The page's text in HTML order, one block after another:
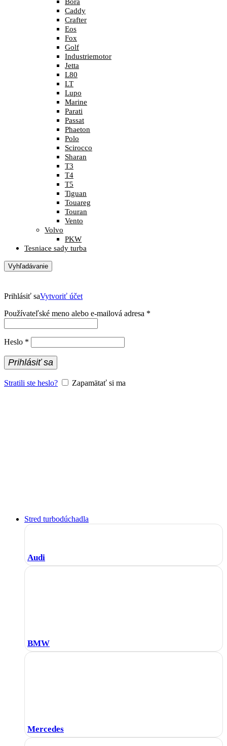
Caddy
Crafter
Eos
Fox
Golf
Industriemotor
Jetta
L80
LT
Lupo
Marine
Parati
Passat
Phaeton
Polo
Scirocco
Sharan
T3
T4
T5
Tiguan
Touareg
Touran
Vento
Volvo
PKW
Tesniace sady turba
Vyhľadávanie
Prihlásiť saVytvoriť účet
Používateľské meno alebo e-mailová adresa *
Heslo *
Prihlásiť sa
Stratili ste heslo? Zapamätať si ma
Stred turbodúchadla
Audi
BMW
Mercedes